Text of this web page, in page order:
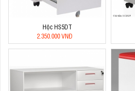
Hộc HS5DT
2.350.000 VNĐ